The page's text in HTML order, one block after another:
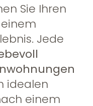
Sie Ihren
Jede
idealen
einem